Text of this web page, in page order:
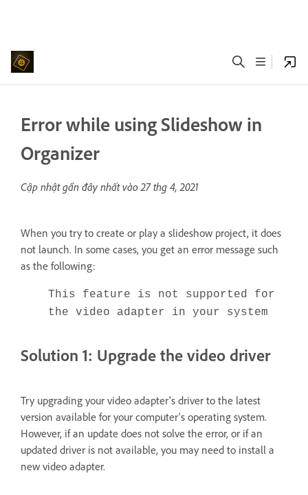
Error while using Slideshow in
Organizer
Cập nhật gần đây nhất vào27 thg 4, 2021
When you try to create or play a slideshow project, it does
not launch. In some cases, you get an error message such
as the following:
This feature is not supported for
the video adapter in your system
Solution 1: Upgrade the video driver
Try upgrading your video adapter's driver to the latest
version available for your computer's operating system.
However, if an update does not solve the error, or if an
updated driver is not available, you may need to install a
new video adapter.